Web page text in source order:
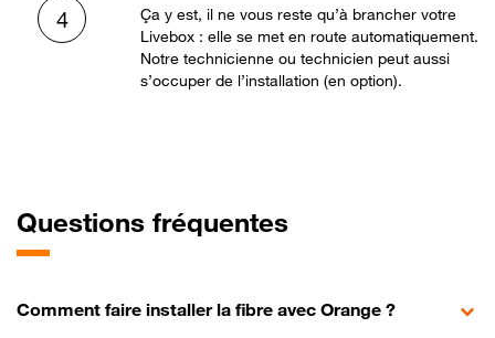
4
Ça y est, il ne vous reste qu’à brancher votre
Livebox : elle se met en route automatiquement.
Notre technicienne ou technicien peut aussi
s’occuper de l’installation (en option).
Questions fréquentes
Comment faire installer la fibre avec Orange ?